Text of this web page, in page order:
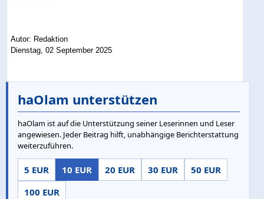
Autor: Redaktion
Dienstag, 02 September 2025
haOlam unterstützen
haOlam ist auf die Unterstützung seiner Leserinnen und Leser
angewiesen. Jeder Beitrag hilft, unabhängige Berichterstattung
weiterzuführen.
5 EUR 10 EUR 20 EUR 30 EUR
50 EUR
100 EUR